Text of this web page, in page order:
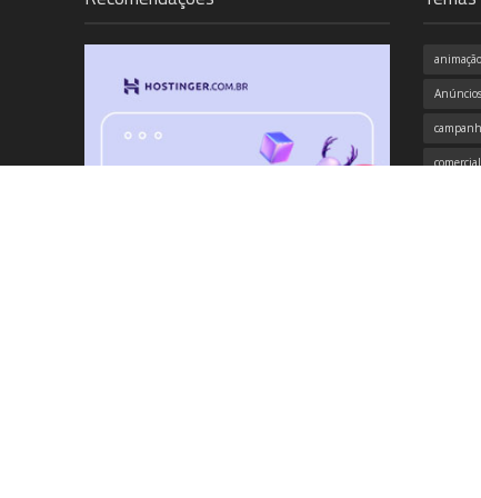
animação
Anúncios
comercial